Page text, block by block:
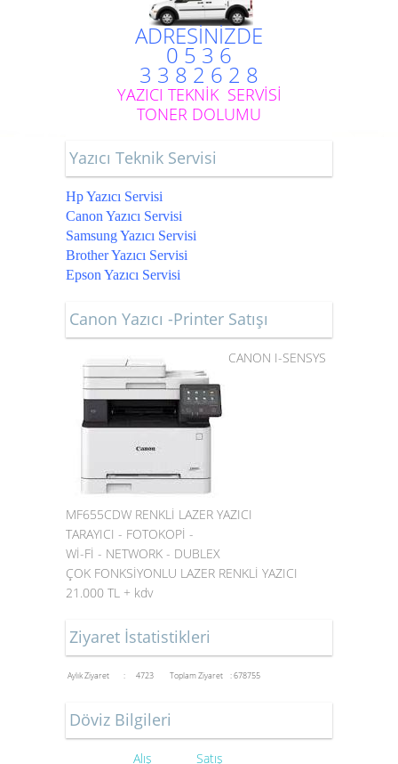
ADRESİNİZDE
0 5 3 6
3 3 8 2 6 2 8
YAZICI TEKNİK SERVİSİ
TONER DOLUMU
Yazıcı Teknik Servisi
Hp Yazıcı Servisi
Canon Yazıcı Servisi
Samsung Yazıcı Servisi
Brother Yazıcı Servisi
Epson Yazıcı Servisi
Canon Yazıcı -Printer Satışı
CANON I-SENSYS
MF655CDW RENKLİ LAZER YAZICI
TARAYICI - FOTOKOPİ -
Wİ-Fİ - NETWORK - DUBLEX
ÇOK FONKSİYONLU LAZER RENKLİ YAZICI
21.000 TL + kdv
Ziyaret İstatistikleri
Aylık Ziyaret : 4723 Toplam Ziyaret : 678755
Döviz Bilgileri
Alış Satış